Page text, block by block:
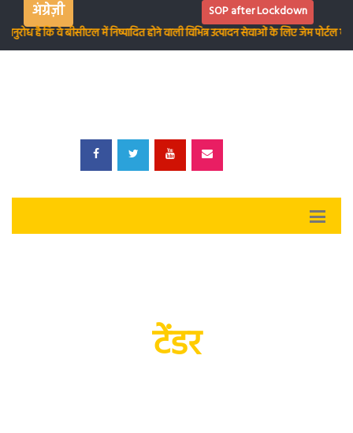
अंग्रेज़ी
SOP after Lockdown
है कि वे बीसीएल में निष्पादित होने वाली विभिन्न उत्पादन सेवाओं के लिए जेम पोर्टल में
टेंडर